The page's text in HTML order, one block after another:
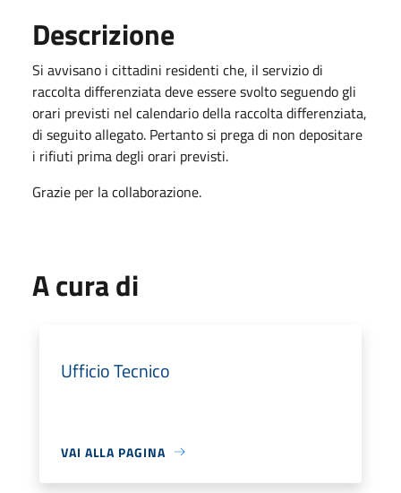
Descrizione
Si avvisano i cittadini residenti che, il servizio di
raccolta differenziata deve essere svolto seguendo gli
orari previsti nel calendario della raccolta differenziata,
di seguito allegato. Pertanto si prega di non depositare
i rifiuti prima degli orari previsti.
Grazie per la collaborazione.
A cura di
Ufficio Tecnico
VAI ALLA PAGINA